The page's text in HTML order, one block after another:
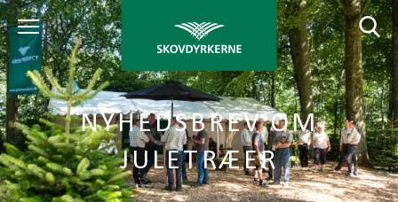
NYHEDSBREV OM
JULETRÆER